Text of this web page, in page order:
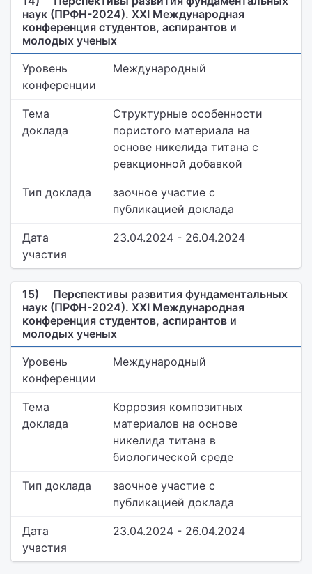
наук (ПРФН-2024). XXI Международная
конференция студентов, аспирантов и
молодых ученых
Уровень
конференции
Международный
Тема
доклада
Структурные особенности
пористого материала на
основе никелида титана с
реакционной добавкой
Тип доклада
заочное участие с
публикацией доклада
Дата
участия
23.04.2024 - 26.04.2024
15)
Перспективы развития фундаментальных
наук (ПРФН-2024). XXI Международная
конференция студентов, аспирантов и
молодых ученых
Уровень
конференции
Международный
Тема
доклада
Коррозия композитных
материалов на основе
никелида титана в
биологической среде
Тип доклада
заочное участие с
публикацией доклада
Дата
участия
23.04.2024 - 26.04.2024